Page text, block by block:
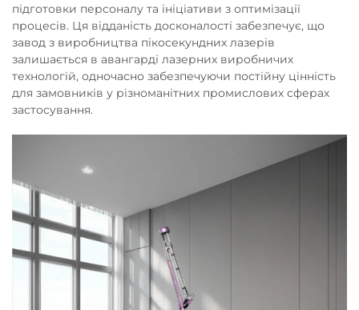
підготовки персоналу та ініціативи з оптимізації
процесів. Ця відданість досконалості забезпечує, що
завод з виробництва пікосекундних лазерів
залишається в авангарді лазерних виробничих
технологій, одночасно забезпечуючи постійну цінність
для замовників у різноманітних промислових сферах
застосування.